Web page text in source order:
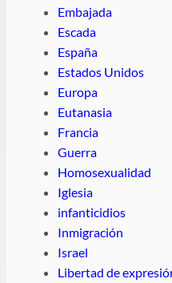
Embajada
Escada
España
Estados Unidos
Europa
Eutanasia
Francia
Guerra
Homosexualidad
Iglesia
infanticidios
Inmigración
Israel
Libertad de